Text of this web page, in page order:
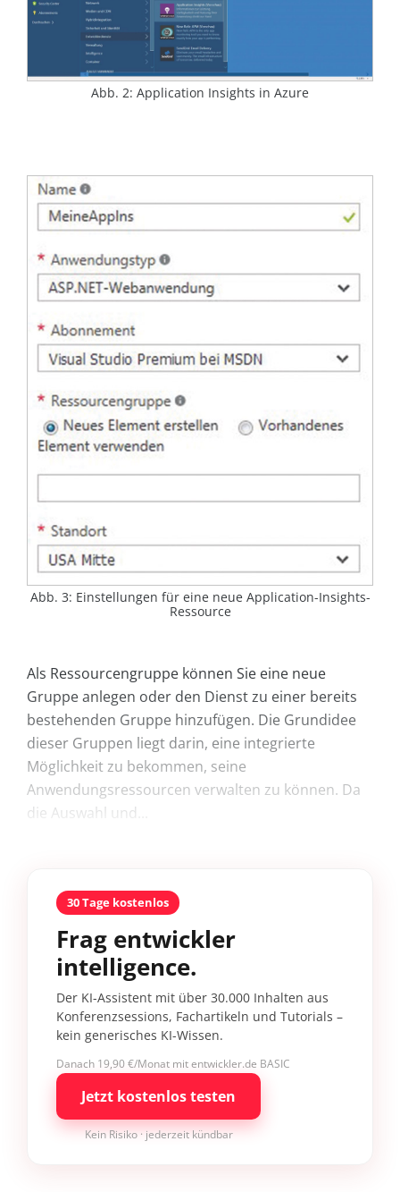
Abb. 2: Application Insights in Azure
Abb. 3: Einstellungen für eine neue Application-Insights-
Ressource
Als Ressourcengruppe können Sie eine neue
Gruppe anlegen oder den Dienst zu einer bereits
bestehenden Gruppe hinzufügen. Die Grundidee
dieser Gruppen liegt darin, eine integrierte
Möglichkeit zu bekommen, seine
Anwendungsressourcen verwalten zu können. Da
die Auswahl und...
30 Tage kostenlos
Frag entwickler
intelligence.
Der KI-Assistent mit über 30.000 Inhalten aus
Konferenzsessions, Fachartikeln und Tutorials –
kein generisches KI-Wissen.
Danach 19,90 €/Monat mit entwickler.de BASIC
Jetzt kostenlos testen
Kein Risiko · jederzeit kündbar